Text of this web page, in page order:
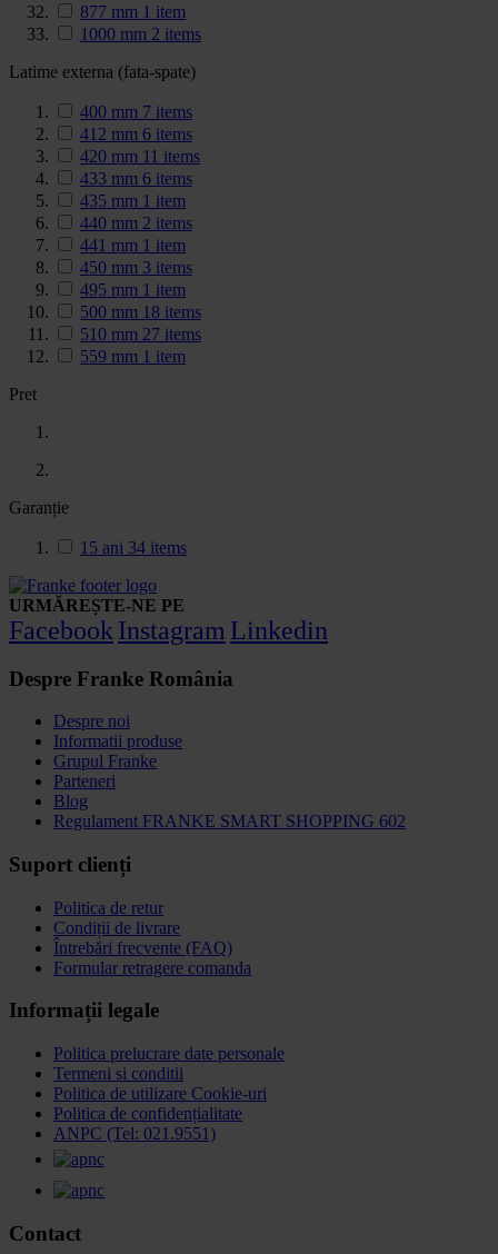
877 mm 1 item
1000 mm 2 items
Latime externa (fata-spate)
400 mm 7 items
412 mm 6 items
420 mm 11 items
433 mm 6 items
435 mm 1 item
440 mm 2 items
441 mm 1 item
450 mm 3 items
495 mm 1 item
500 mm 18 items
510 mm 27 items
559 mm 1 item
Pret
Garanție
15 ani 34 items
URMĂREȘTE-NE PE
Facebook Instagram Linkedin
Despre Franke România
Despre noi
Informatii produse
Grupul Franke
Parteneri
Blog
Regulament FRANKE SMART SHOPPING 602
Suport clienți
Politica de retur
Condiții de livrare
Întrebări frecvente (FAQ)
Formular retragere comanda
Informații legale
Politica prelucrare date personale
Termeni si conditii
Politica de utilizare Cookie-uri
Politica de confidențialitate
ANPC (Tel: 021.9551)
Contact